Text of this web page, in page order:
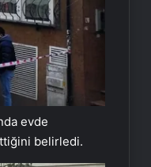
evde
belirledi.